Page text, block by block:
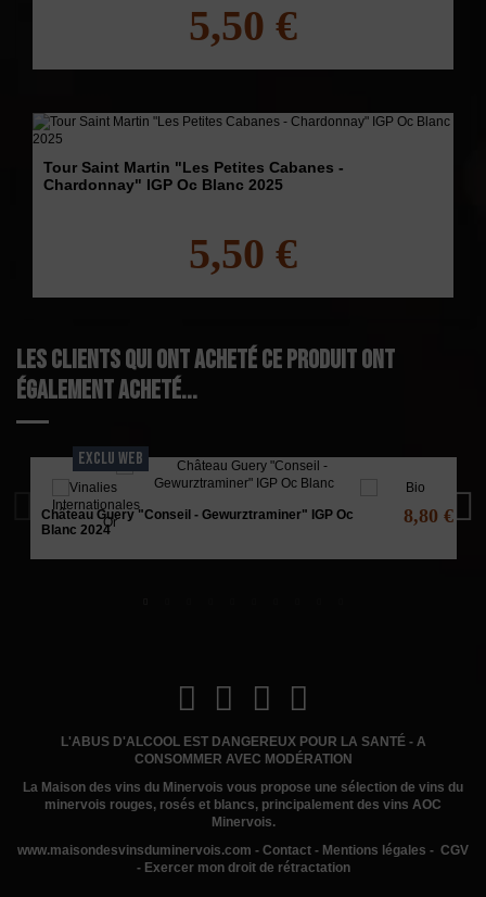
5,50 €
Tour Saint Martin "Les Petites Cabanes -
Chardonnay" IGP Oc Blanc 2025
5,50 €
Les clients qui ont acheté ce produit ont
également acheté...
EXCLU WEB
Château Guery "Conseil - Gewurztraminer" IGP Oc
Blanc 2024
8,80 €
L'ABUS D'ALCOOL EST DANGEREUX POUR LA SANTÉ - A
CONSOMMER AVEC MODÉRATION
La Maison des vins du Minervois vous propose une sélection de vins du
minervois rouges, rosés et blancs, principalement des vins AOC
Minervois.
www.maisondesvinsduminervois.com - Contact - Mentions légales - CGV
- Exercer mon droit de rétractation